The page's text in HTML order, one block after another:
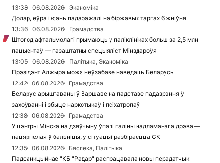
13:38
06.08.2026
Эканоміка
Долар, еўра і юань падаражэлі на біржавых таргах 6 жніўня
13:36
06.08.2026
Грамадства
Штогод афтальмолагі прымаюць у паліклініках больш за 2,5 млн
пацыентаў — пазаштатны спецыяліст Мінздароўя
13:05
06.08.2026
Палітыка, Эканоміка
Прэзідэнт Алжыра можа неўзабаве наведаць Беларусь
12:42
06.08.2026
Грамадства
Беларус арыштаваны ў Варшаве на падставе падазрэння ў
захоўванні і збыце наркотыкаў і псіхатропаў
12:38
06.08.2026
Грамадства
У цэнтры Мінска на дзяўчыну ўпалі галіны надламанага дрэва —
пацярпелая ў бальніцы, у сітуацыі разбіраецца СК
12:35
06.08.2026
Бяспека, Палітыка
Падсанкцыйнае "КБ "Радар" распрацавала новы перадатчык